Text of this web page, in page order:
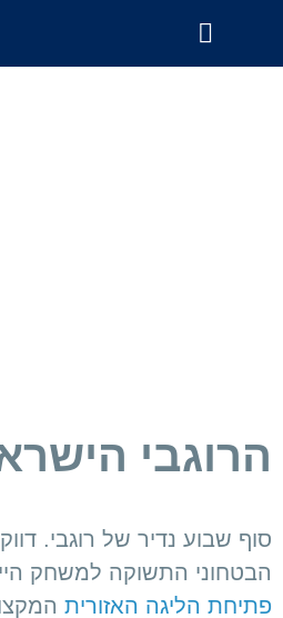
הרוגבי
סוף שבוע נדיר של רוגבי.
הבטחוני התשוקה למשחק
פתיחת הליגה האזורית